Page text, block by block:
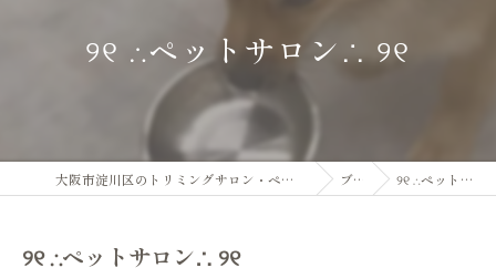
୨୧ ∴ペットサロン∴ ୨୧
大阪市淀川区のトリミングサロン・ペットサロンならDogsalon ARUN ブログ ୨୧ ∴ペットサロン∴ ୨୧
୨୧ ∴ペットサロン∴ ୨୧